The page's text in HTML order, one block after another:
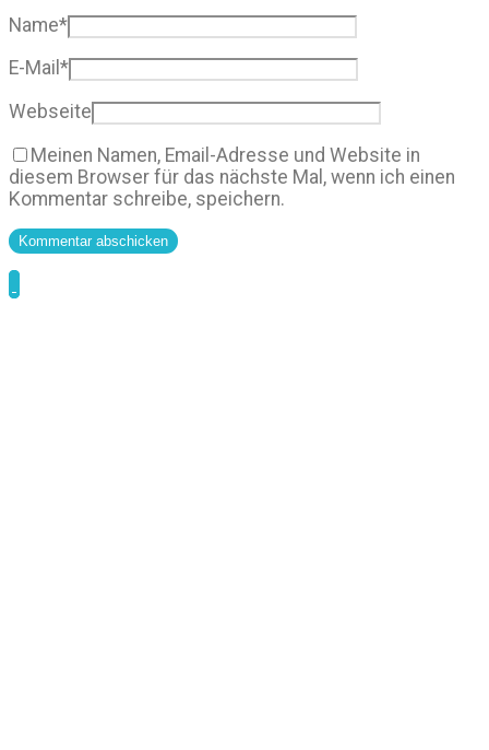
Name*
E-Mail *
Webseite
Meinen Namen, Email-Adresse und Website in
diesem Browser für das nächste Mal, wenn ich einen
Kommentar schreibe, speichern.